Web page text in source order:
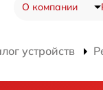
О компании
устройств